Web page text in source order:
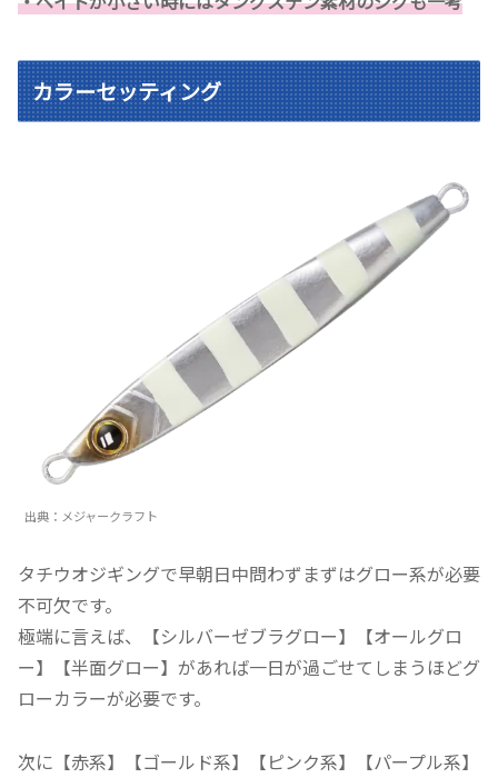
カラーセッティング
出典：メジャークラフト
タチウオジギングで早朝日中問わずまずはグロー系が必要
不可欠です。
極端に言えば、【シルバーゼブラグロー】【オールグロ
ー】【半面グロー】があれば一日が過ごせてしまうほどグ
ローカラーが必要です。
次に【赤系】【ゴールド系】【ピンク系】【パープル系】